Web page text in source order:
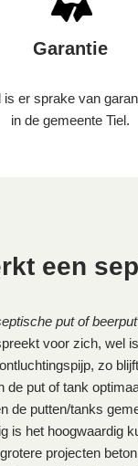
Garantie
is er sprake van
in de gemeente Tiel.
een
put of
voor zich, wel
zo
de put of tank
de putten/tanks
is het hoogwaardig
grotere projecten